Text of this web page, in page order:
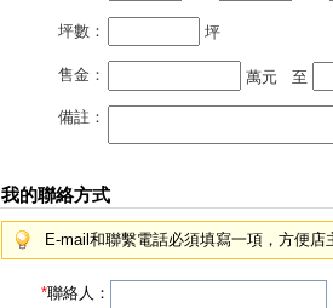
坪數： 坪
售金： 萬元 至
備註：
我的聯絡方式
E-mail和聯繫電話必須填寫一項，方便
*聯絡人：